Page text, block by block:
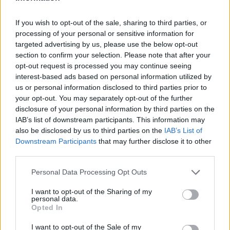
If you wish to opt-out of the sale, sharing to third parties, or
processing of your personal or sensitive information for
targeted advertising by us, please use the below opt-out
section to confirm your selection. Please note that after your
opt-out request is processed you may continue seeing
interest-based ads based on personal information utilized by
us or personal information disclosed to third parties prior to
your opt-out. You may separately opt-out of the further
disclosure of your personal information by third parties on the
IAB’s list of downstream participants. This information may
also be disclosed by us to third parties on the IAB’s List of
Downstream Participants that may further disclose it to other
Please note that this website/app uses one or more Google
not limited to your visit or usage behaviour. You may click to
grant or deny consent to Google and its third-party tags to
use your data for below specified purposes in below Google
consent section.
Personal Data Processing Opt Outs
I want to opt-out of the Sharing of my
personal data.
Opted In
I want to opt-out of the Sale of my
singur si putea flirta fara constrangeri. Poate fi
dificil pentru el sa accepte ideea de a se angaja
intr-o relatie si s-ar putea sa nu fie niciodata
pregatit pentru asta.
Balanta: ii pasa de ce crede lumea
Barbatul Balanta pune mare pret pe aparente si
vrea sa le arate celorlalti ca aveti relatia perfecta.
nu provoace o scena. Cu un astfel de
comportament nu poti crede ca te asteapta o
relatie autentica.
Varsator: nu ii plac victimele